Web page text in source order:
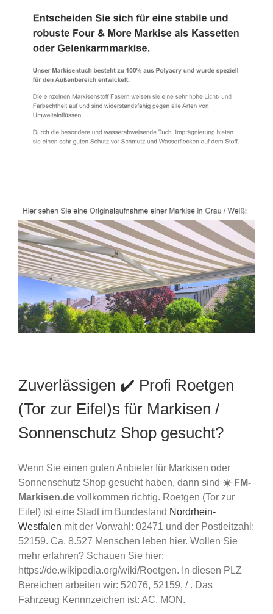
Zuverlässigen ✔️ Profi Roetgen
(Tor zur Eifel)s für Markisen /
Sonnenschutz Shop gesucht?
Wenn Sie einen guten Anbieter für Markisen oder
Sonnenschutz Shop gesucht haben, dann sind ☀️ FM-
Markisen.de vollkommen richtig. Roetgen (Tor zur
Eifel) ist eine Stadt im Bundesland Nordrhein-
Westfalen mit der Vorwahl: 02471 und der Postleitzahl:
52159. Ca. 8.527 Menschen leben hier. Wollen Sie
mehr erfahren? Schauen Sie hier:
https://de.wikipedia.org/wiki/Roetgen. In diesen PLZ
Bereichen arbeiten wir: 52076, 52159, / . Das
Fahrzeug Kennnzeichen ist: AC, MON.